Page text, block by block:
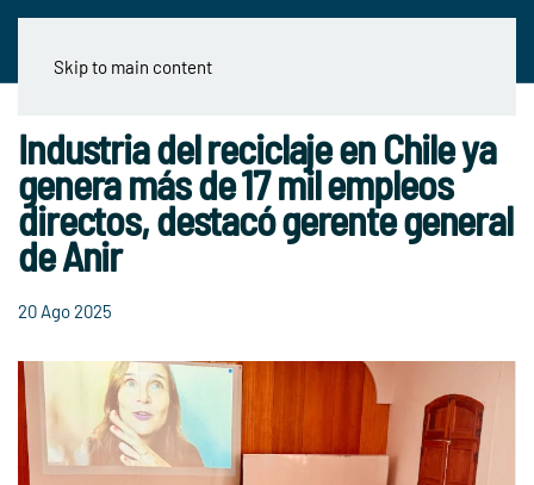
Skip to main content
Industria del reciclaje en Chile ya
genera más de 17 mil empleos
directos, destacó gerente general
de Anir
20 Ago 2025